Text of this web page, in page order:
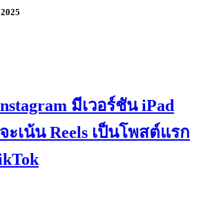
มีเวอร์ชัน iPad
เน้น Reels เป็นโพสต์แรก